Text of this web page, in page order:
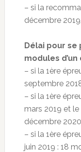
– si la
décembre
Délai pour se
modules
– si la 1ère
septembre
– si la 1ère
mars 2019 et le
décembre 2020
– si la 1ère
juin 2019 : 18